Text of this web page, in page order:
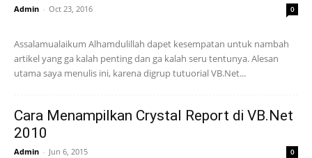
Admin - Oct 23, 2016 0
Assalamualaikum Alhamdulillah dapet kesempatan untuk nambah
artikel yang ga kalah penting dan ga kalah seru tentunya. Alesan
utama saya menulis ini, karena digrup tutuorial VB.Net...
Cara Menampilkan Crystal Report di VB.Net
2010
Admin - Jun 6, 2015 0